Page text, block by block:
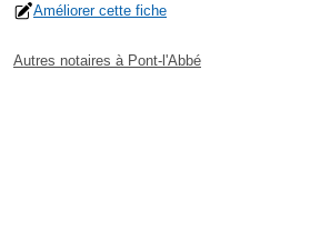
Améliorer cette fiche
Autres notaires à Pont-l'Abbé